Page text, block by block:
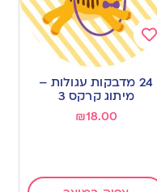
wishlist
24 מדבקות עגולות –
מיתוג קרקס 3
₪18.00